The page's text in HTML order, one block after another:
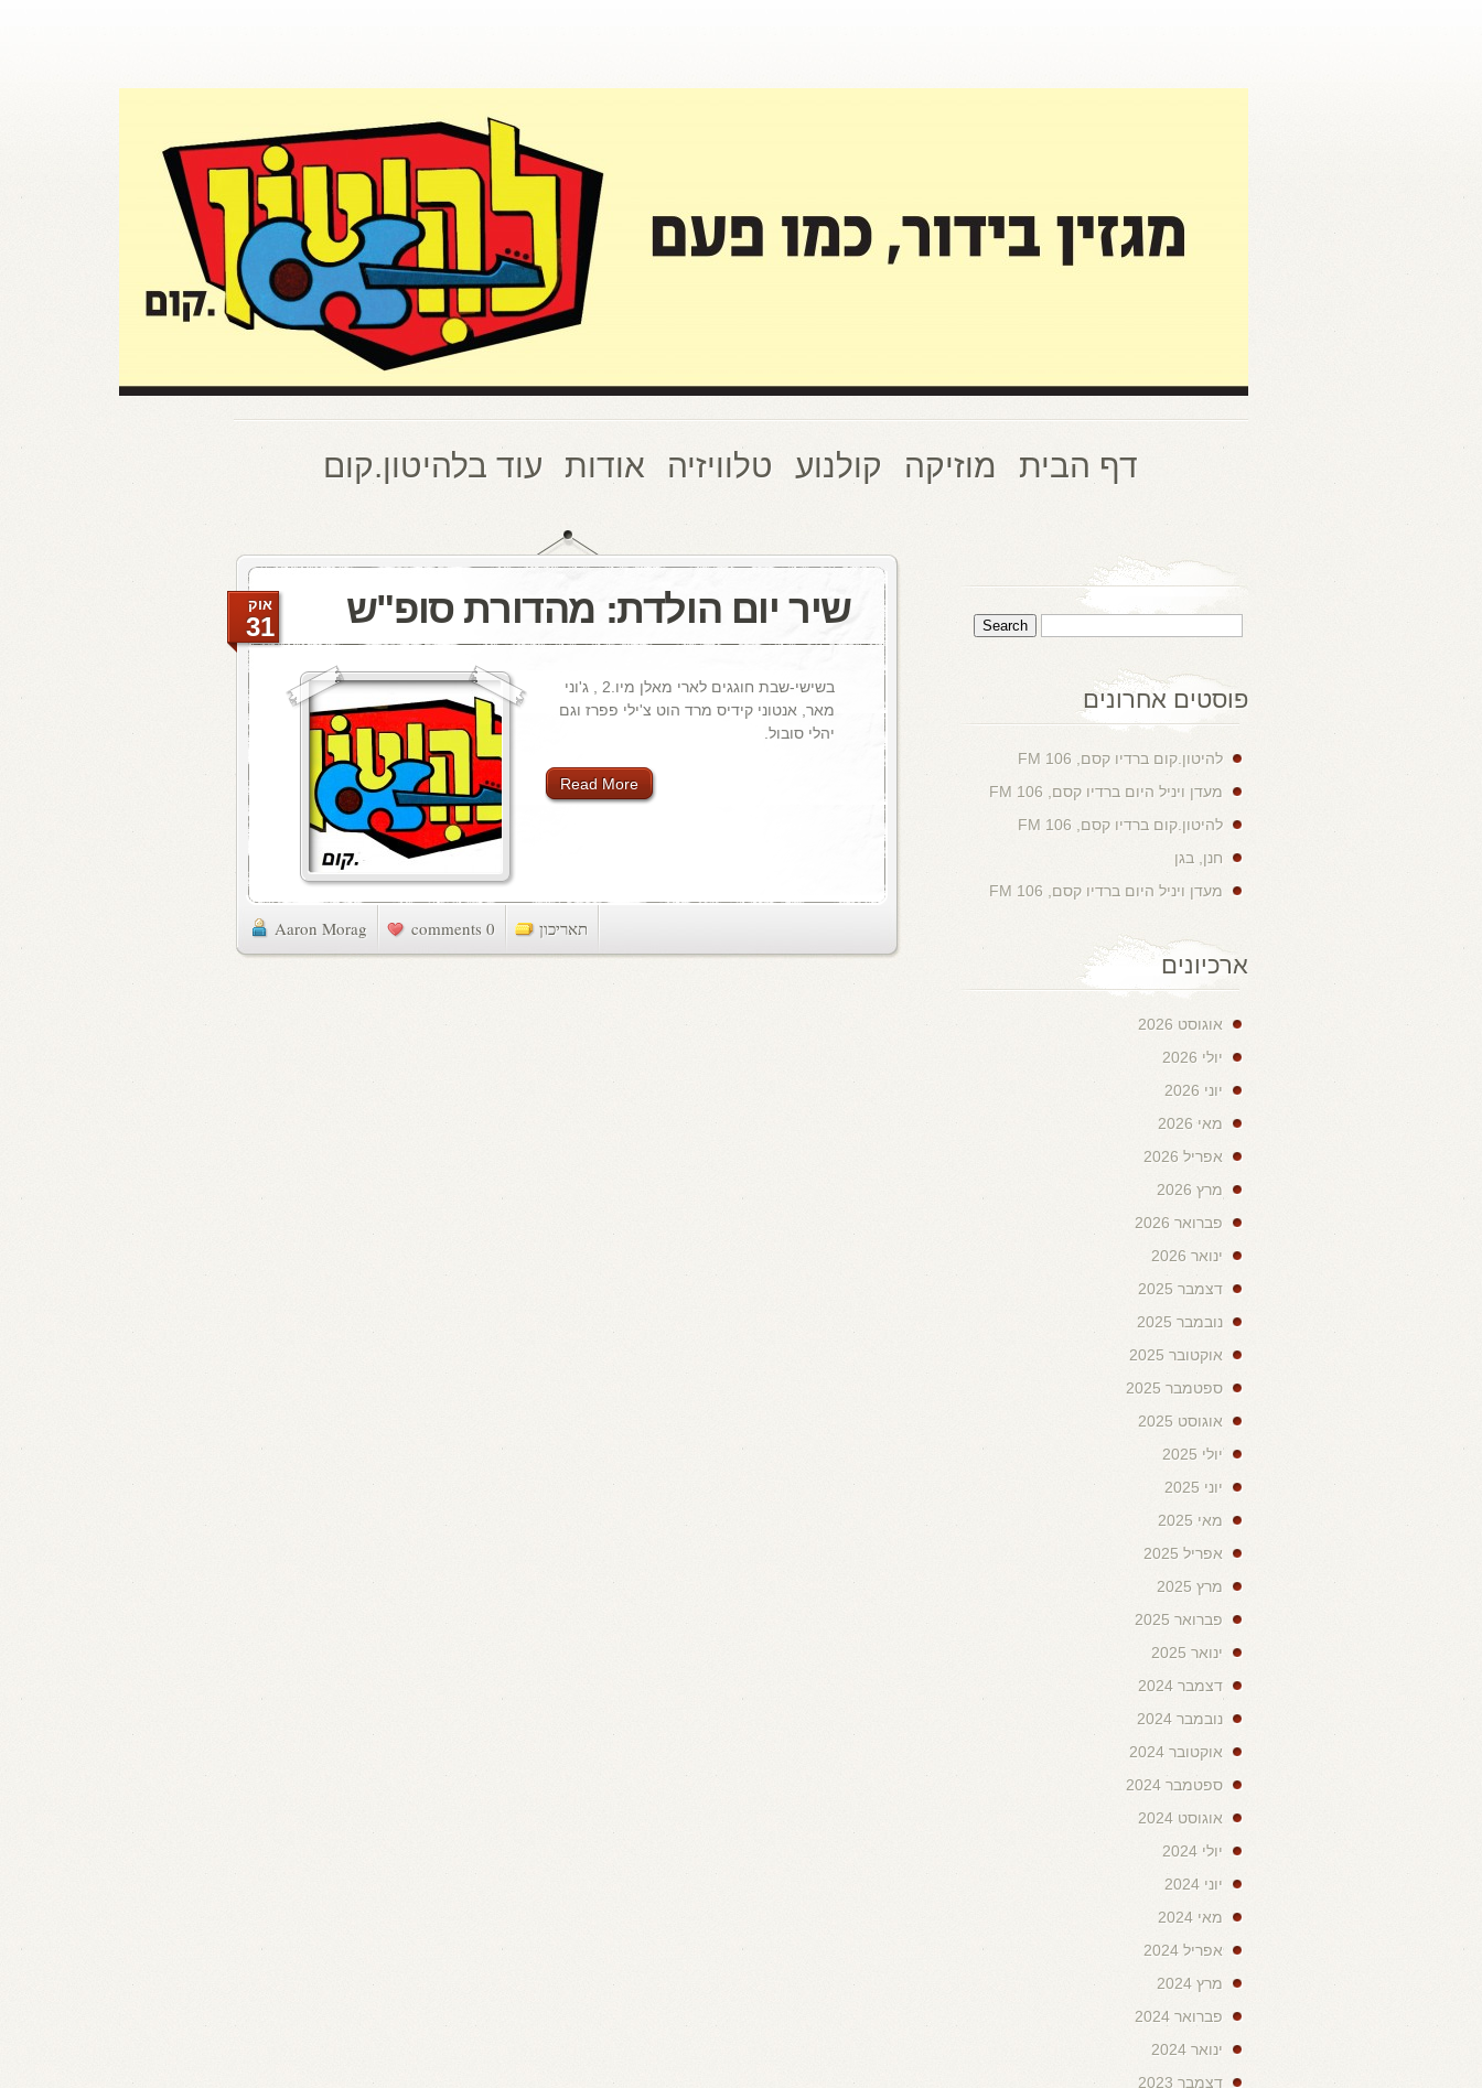
דף הבית מוזיקה קולנוע טלוויזיה אודות עוד בלהיטון.קום
שיר יום הולדת: מהדורת סופ"ש אוק
31
בשישי-שבת חוגגים לארי מאלן מיו.2 , ג'וני
מאר, אנטוני קידיס מרד הוט צ'ילי פפרז וגם
יהלי סובול.
Read More
Aaron Morag 0 comments תאריכון
פוסטים אחרונים
להיטון.קום ברדיו קסם, 106 FM
מעדן ויניל היום ברדיו קסם, 106 FM
להיטון.קום ברדיו קסם, 106 FM
חנן, בגן
מעדן ויניל היום ברדיו קסם, 106 FM
ארכיונים
אוגוסט 2026
יולי 2026
יוני 2026
מאי 2026
אפריל 2026
מרץ 2026
פברואר 2026
ינואר 2026
דצמבר 2025
נובמבר 2025
אוקטובר 2025
ספטמבר 2025
אוגוסט 2025
יולי 2025
יוני 2025
מאי 2025
אפריל 2025
מרץ 2025
פברואר 2025
ינואר 2025
דצמבר 2024
נובמבר 2024
אוקטובר 2024
ספטמבר 2024
אוגוסט 2024
יולי 2024
יוני 2024
מאי 2024
אפריל 2024
מרץ 2024
פברואר 2024
ינואר 2024
דצמבר 2023